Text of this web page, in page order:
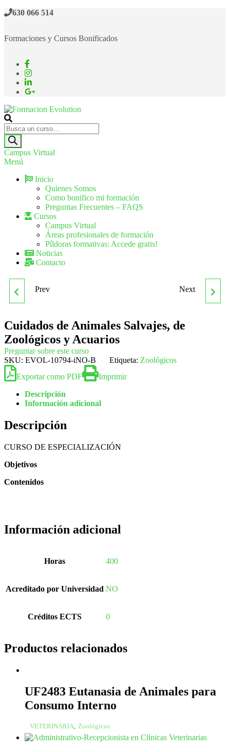
630 066 514
Formaciones y Cursos Bonificados
Formacion Evolution
Cursos de formación continua
Campus Virtual
Menú
Inicio
Quienes Somos
Como bonifico mi formación
Preguntas Frecuentes – FAQS
Cursos
Campus Virtual
Áreas profesionales de formación
Píldoras formativas: Accede gratis!
Noticias
Contacto
CREACIÓN Y GESTIÓN
Y EVENTOS
Prev Next
Cuidados de Animales Salvajes, de
Zoológicos y Acuarios
Preguntar sobre este curso
SKU: EVOL-10794-iNO-B Etiqueta: Zoológicos
Exportar como PDF
Imprimir
Descripción
Información adicional
Descripción
CURSO DE ESPECIALIZACIÓN
Objetivos
Contenidos
Información adicional
Horas 400
Acreditado por Universidad NO
Créditos ECTS 0
Productos relacionados
UF2483 Eutanasia de Animales para
Consumo Interno
VETERINARIA, Zoológicos